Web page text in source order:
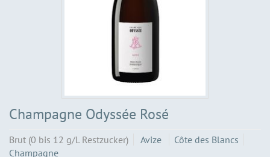
Champagne Odyssée Rosé
Brut (0 bis 12 g/L Restzucker) Avize
Côte des Blancs
Champagne